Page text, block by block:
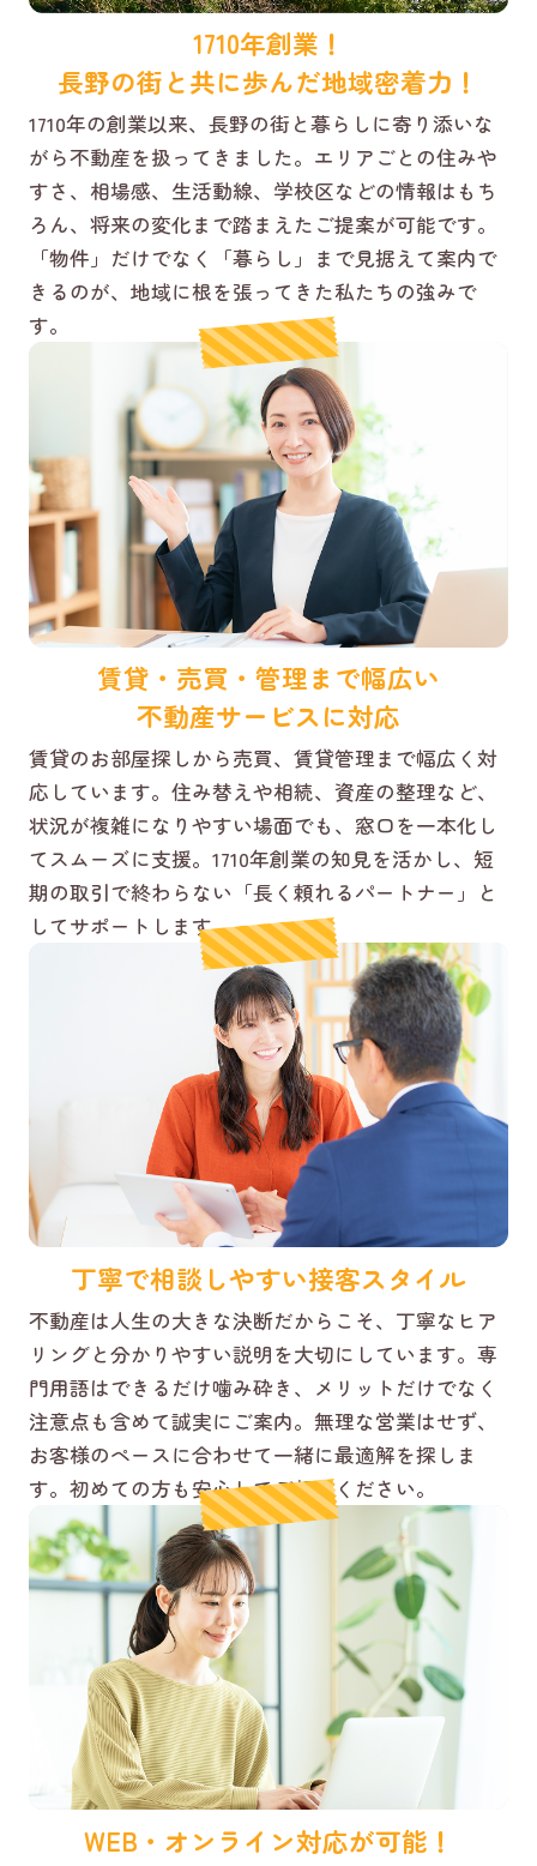
1710年創業！
長野の街と共に歩んだ地域密着力！
1710年の創業以来、長野の街と暮らしに寄り添いな
がら不動産を扱ってきました。エリアごとの住みや
すさ、相場感、生活動線、学校区などの情報はもち
ろん、将来の変化まで踏まえたご提案が可能です。
「物件」だけでなく「暮らし」まで見据えて案内で
きるのが、地域に根を張ってきた私たちの強みで
す。
賃貸・売買・管理まで幅広い
不動産サービスに対応
賃貸のお部屋探しから売買、賃貸管理まで幅広く対
応しています。住み替えや相続、資産の整理など、
状況が複雑になりやすい場面でも、窓口を一本化し
てスムーズに支援。1710年創業の知見を活かし、短
期の取引で終わらない「長く頼れるパートナー」と
してサポートします。
丁寧で相談しやすい接客スタイル
不動産は人生の大きな決断だからこそ、丁寧なヒア
リングと分かりやすい説明を大切にしています。専
門用語はできるだけ噛み砕き、メリットだけでなく
注意点も含めて誠実にご案内。無理な営業はせず、
お客様のペースに合わせて一緒に最適解を探しま
す。初めての方も安心してご相談ください。
WEB・オンライン対応が可能！